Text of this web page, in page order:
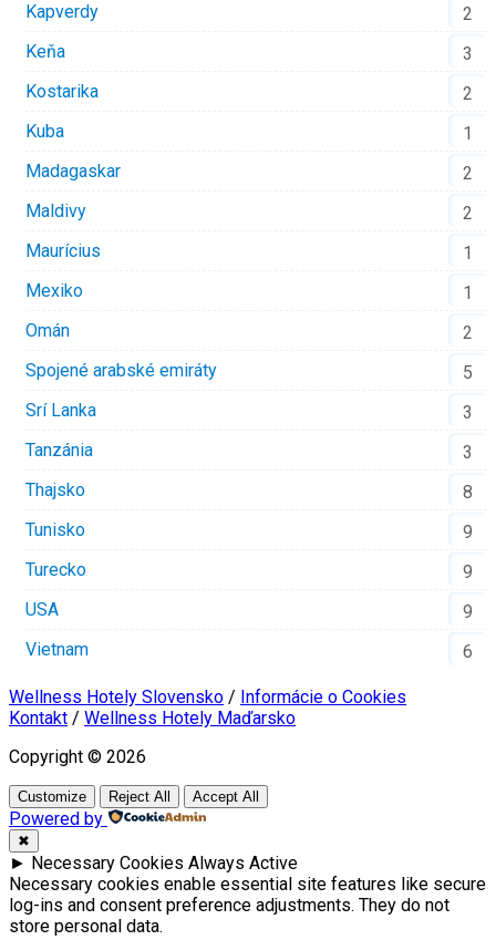
Kapverdy
2
Keňa
3
Kostarika
2
Kuba
1
Madagaskar
2
Maldivy
2
Maurícius
1
Mexiko
1
Omán
2
Spojené arabské emiráty
5
Srí Lanka
3
Tanzánia
3
Thajsko
8
Tunisko
9
Turecko
9
USA
9
Vietnam
6
Wellness Hotely Slovensko / Informácie o Cookies
Kontakt / Wellness Hotely Maďarsko
Copyright © 2026
Customize Reject All Accept All
Powered by
✖
► Necessary Cookies Always Active
Necessary cookies enable essential site features like secure
log-ins and consent preference adjustments. They do not
store personal data.